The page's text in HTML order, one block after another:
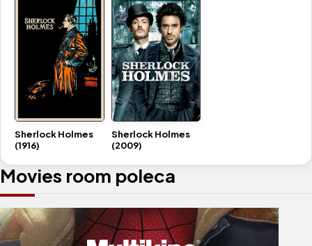
Movies room poleca
Sherlock Holmes
(1916)
Sherlock Holmes
(2009)